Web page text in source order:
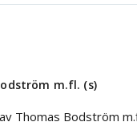
m.fl. (s)
Thomas Bodström